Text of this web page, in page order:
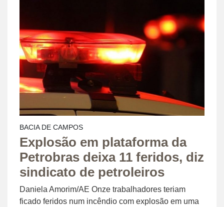
BACIA DE CAMPOS
Explosão em plataforma da
Petrobras deixa 11 feridos, diz
sindicato de petroleiros
Daniela Amorim/AE Onze trabalhadores teriam
ficado feridos num incêndio com explosão em uma